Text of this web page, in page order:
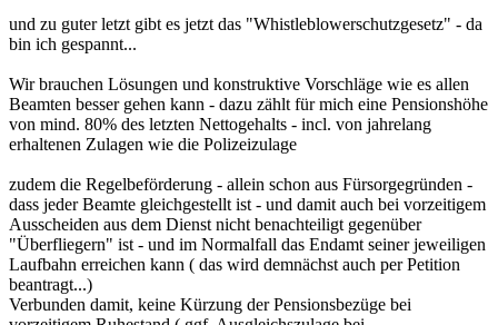
und zu guter letzt gibt es jetzt das "Whistleblowerschutzgesetz" - da
bin ich gespannt...
Wir brauchen Lösungen und konstruktive Vorschläge wie es allen
Beamten besser gehen kann - dazu zählt für mich eine Pensionshöhe
von mind. 80% des letzten Nettogehalts - incl. von jahrelang
erhaltenen Zulagen wie die Polizeizulage
zudem die Regelbeförderung - allein schon aus Fürsorgegründen -
dass jeder Beamte gleichgestellt ist - und damit auch bei vorzeitigem
Ausscheiden aus dem Dienst nicht benachteiligt gegenüber
"Überfliegern" ist - und im Normalfall das Endamt seiner jeweiligen
Laufbahn erreichen kann ( das wird demnächst auch per Petition
beantragt...)
Verbunden damit, keine Kürzung der Pensionsbezüge bei